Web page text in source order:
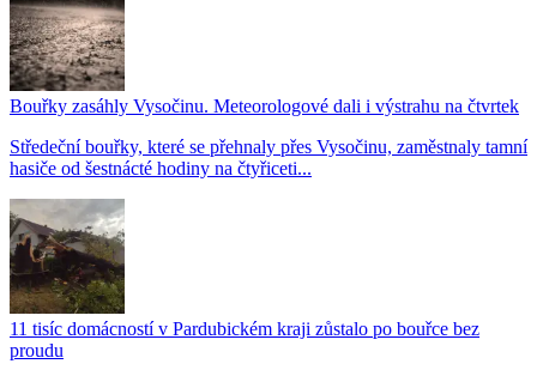
Bouřky zasáhly Vysočinu. Meteorologové dali i výstrahu na čtvrtek
Středeční bouřky, které se přehnaly přes Vysočinu, zaměstnaly tamní
hasiče od šestnácté hodiny na čtyřiceti...
11 tisíc domácností v Pardubickém kraji zůstalo po bouřce bez
proudu